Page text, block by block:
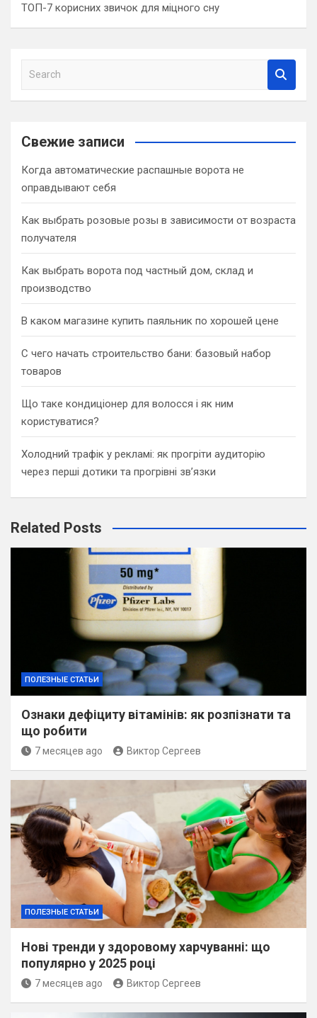
ТОП-7 корисних звичок для міцного сну
a
c
Свежие записи
Когда автоматические распашные ворота не
оправдывают себя
Как выбрать розовые розы в зависимости от возраста
получателя
Как выбрать ворота под частный дом, склад и
производство
В каком магазине купить паяльник по хорошей цене
С чего начать строительство бани: базовый набор
товаров
Що таке кондиціонер для волосся і як ним
користуватися?
Холодний трафік у рекламі: як прогріти аудиторію
через перші дотики та прогрівні зв’язки
Related Posts
ПОЛЕЗНЫЕ СТАТЬИ
Ознаки дефіциту вітамінів: як розпізнати та
що робити
7 месяцев ago Виктор Сергеев
ПОЛЕЗНЫЕ СТАТЬИ
Нові тренди у здоровому харчуванні: що
популярно у 2025 році
7 месяцев ago Виктор Сергеев